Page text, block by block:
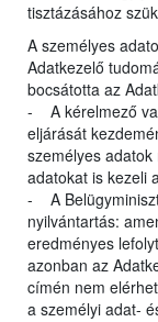
tisztázásához
A személyes
Adatkezelő
bocsátotta az
- A kérelmező
eljárását
személyes
adatokat is kezeli
- A
nyilvántartás:
eredményes
azonban az
címén nem
a személyi adat-